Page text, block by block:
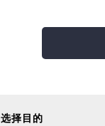
选择目的